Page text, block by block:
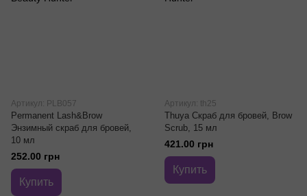
Артикул: PLB057
Permanent Lash&Brow
Энзимный скраб для бровей,
10 мл
252.00 грн
Купить
Артикул: th25
Thuya Скраб для бровей, Brow
Scrub, 15 мл
421.00 грн
Купить